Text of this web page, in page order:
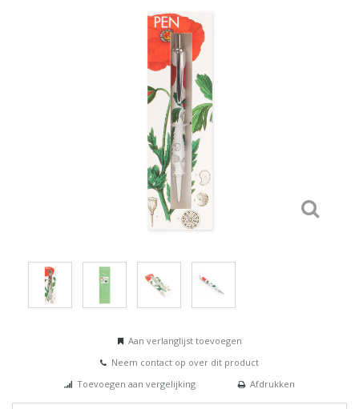
Aan verlanglijst toevoegen
Neem contact op over dit product
Toevoegen aan vergelijking
Afdrukken